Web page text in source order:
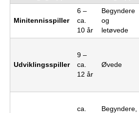
Minitennisspiller
6 –
ca.
10 år
Begyndere
og
letøvede
Udviklingsspiller
9 –
ca.
12 år
Øvede
ca.
Begyndere,